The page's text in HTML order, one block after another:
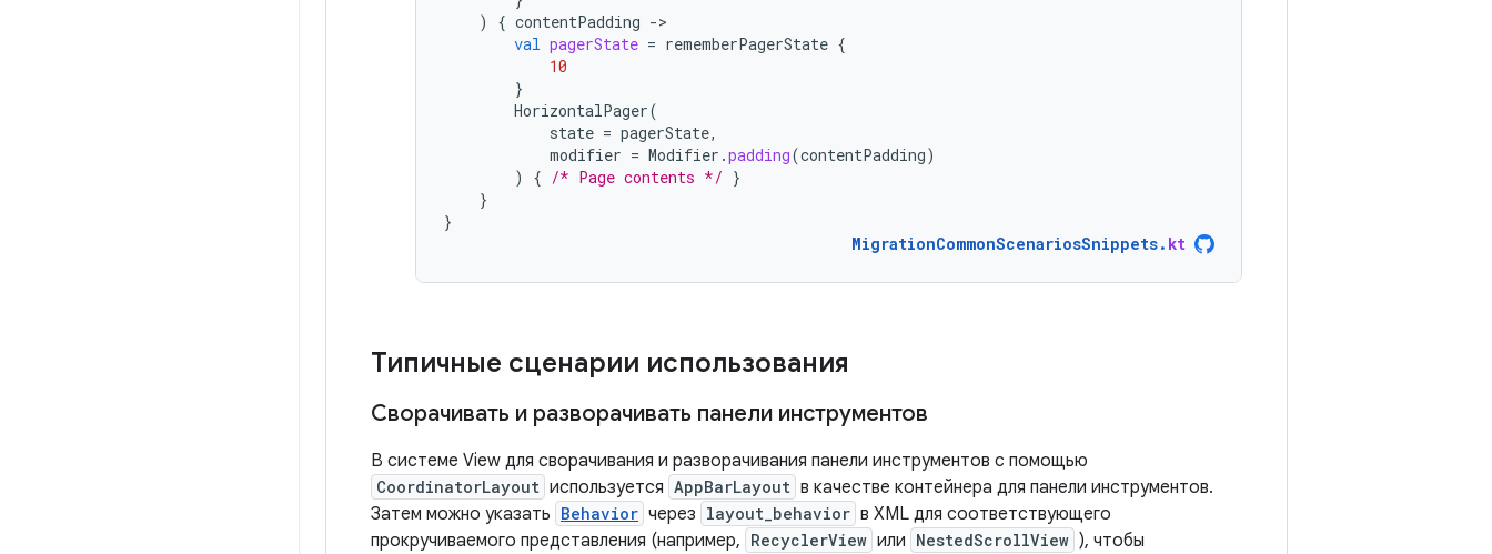
)
{ contentPadding -
val pagerState = rememberPagerState {
10
}
HorizontalPager(
state = pagerState,
modifier = Modifier .padding(contentPadding)
)
{ /* Page contents */ }
}
}
MigrationCommonScenariosSnippets. kt
Типичные сценарии использования
Сворачивать и разворачивать панели инструментов
В системе View для сворачивания и разворачивания панели инструментов с помощью
CoordinatorLayout используется AppBarLayout в качестве контейнера для панели инструментов.
Затем можно указать Behavior через layout_behavior в XML для соответствующего
прокручиваемого представления (например, RecyclerView или NestedScrollView ), чтобы